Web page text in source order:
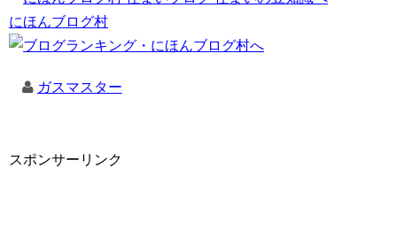
にほんブログ村
ガスマスター
スポンサーリンク